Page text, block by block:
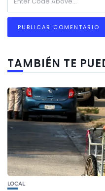
TAMBIÉN TE
LOCAL